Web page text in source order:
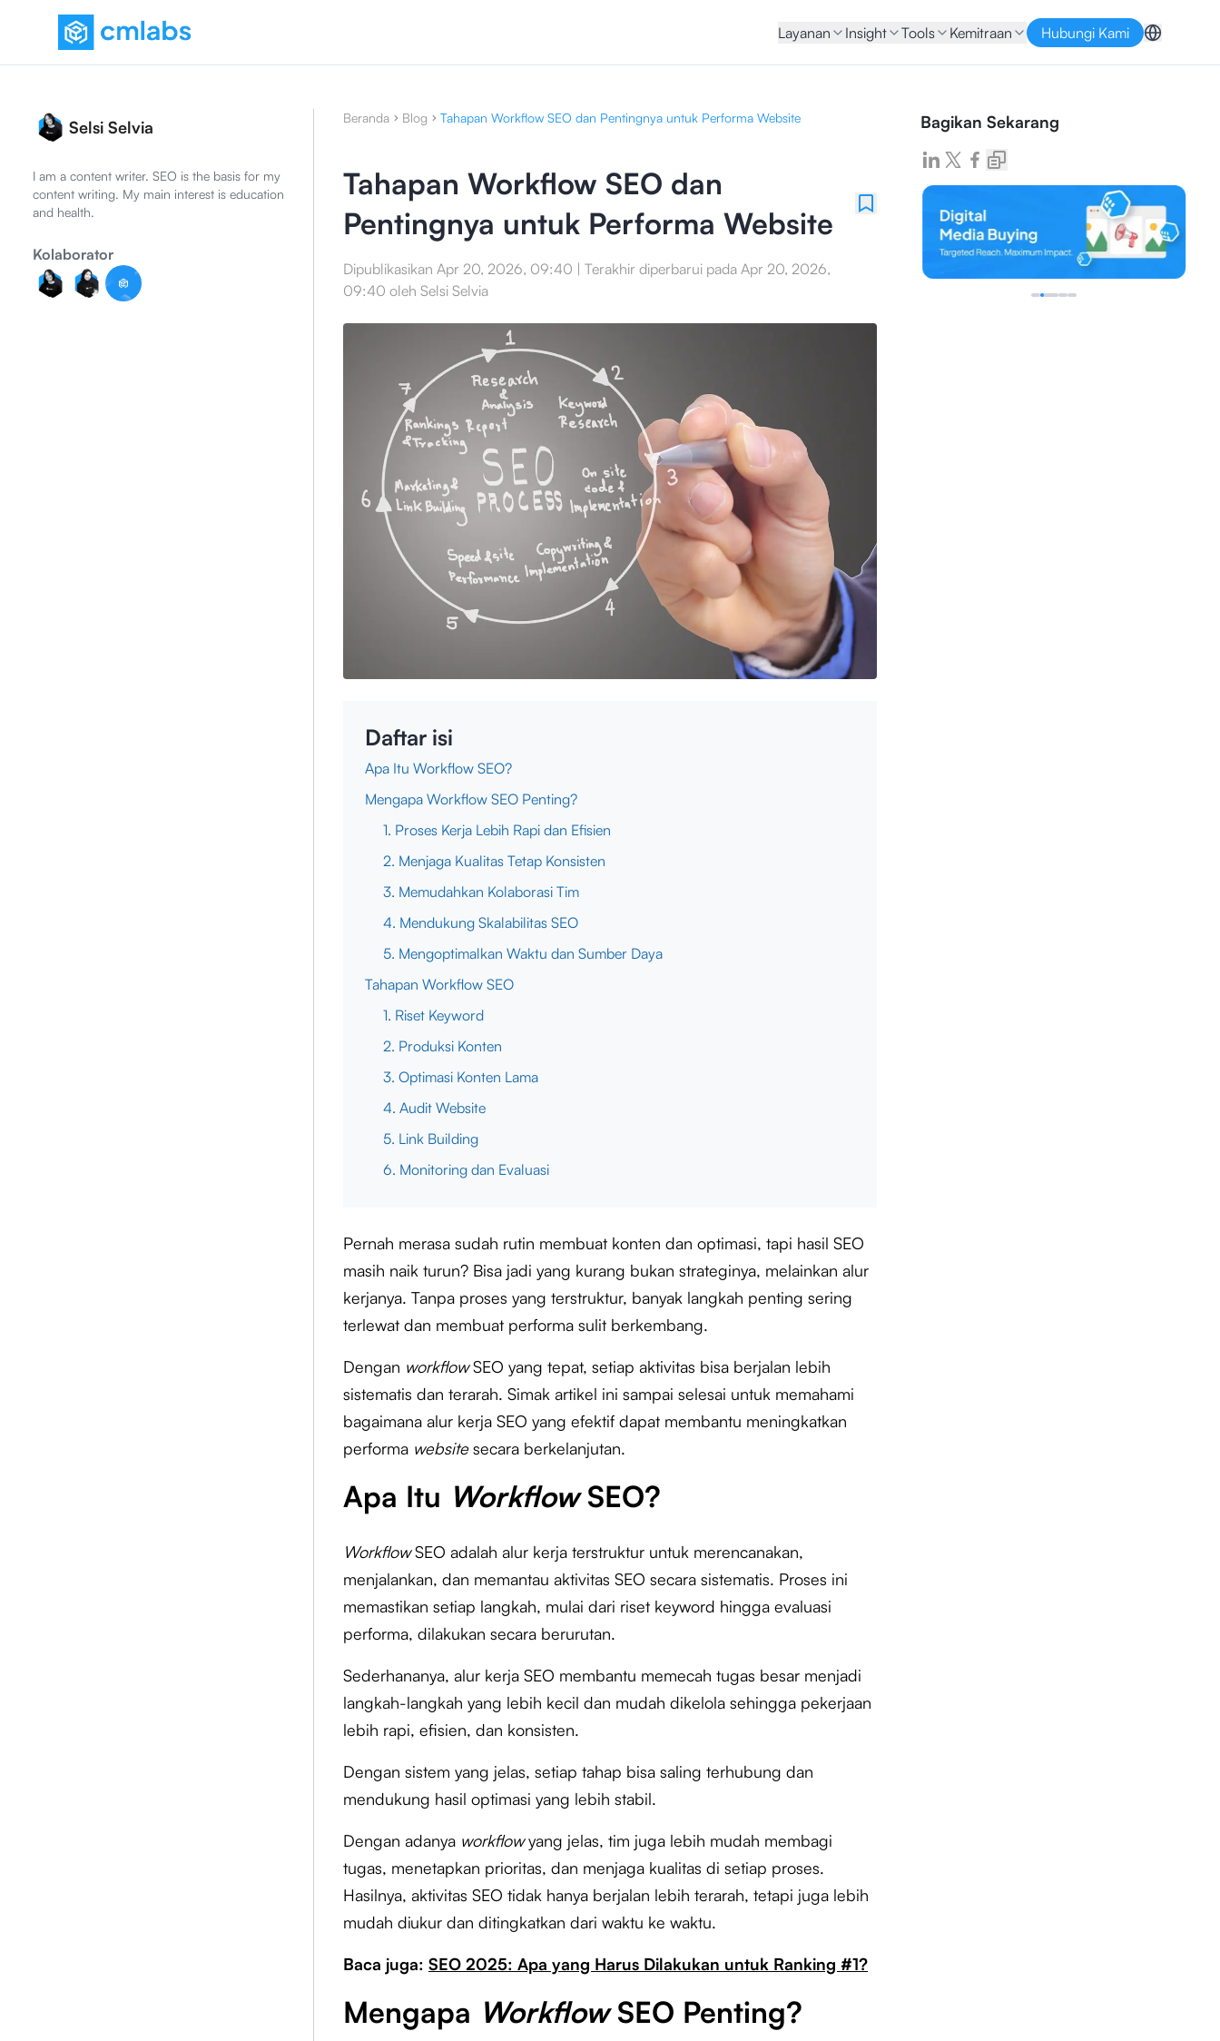
Layanan Insight Tools Kemitraan Hubungi Kami
Selsi Selvia
I am a content writer. SEO is the basis for my
content writing. My main interest is education
and health.
Kolaborator
Beranda Blog Tahapan Workflow SEO dan Pentingnya untuk Performa Website
Tahapan Workflow SEO dan
Pentingnya untuk Performa Website
Dipublikasikan Apr 20, 2026, 09:40 | Terakhir diperbarui pada Apr 20, 2026,
09:40 oleh Selsi Selvia
Daftar isi
Apa Itu Workflow SEO?
Mengapa Workflow SEO Penting?
1. Proses Kerja Lebih Rapi dan Efisien
2. Menjaga Kualitas Tetap Konsisten
3. Memudahkan Kolaborasi Tim
4. Mendukung Skalabilitas SEO
5. Mengoptimalkan Waktu dan Sumber Daya
Tahapan Workflow SEO
1. Riset Keyword
2. Produksi Konten
3. Optimasi Konten Lama
4. Audit Website
5. Link Building
6. Monitoring dan Evaluasi
Pernah merasa sudah rutin membuat konten dan optimasi, tapi hasil SEO
masih naik turun? Bisa jadi yang kurang bukan strateginya, melainkan alur
kerjanya. Tanpa proses yang terstruktur, banyak langkah penting sering
terlewat dan membuat performa sulit berkembang.
Dengan workflowSEO yang tepat, setiap aktivitas bisa berjalan lebih
sistematis dan terarah. Simak artikel ini sampai selesai untuk memahami
bagaimana alur kerja SEO yang efektif dapat membantu meningkatkan
performa website secara berkelanjutan.
Apa Itu WorkflowSEO?
WorkflowSEO adalah alur kerja terstruktur untuk merencanakan,
menjalankan, dan memantau aktivitas SEO secara sistematis. Proses ini
memastikan setiap langkah, mulai dari riset keyword hingga evaluasi
performa, dilakukan secara berurutan.
Sederhananya, alur kerja SEO membantu memecah tugas besar menjadi
langkah-langkah yang lebih kecil dan mudah dikelola sehingga pekerjaan
lebih rapi, efisien, dan konsisten.
Dengan sistem yang jelas, setiap tahap bisa saling terhubung dan
mendukung hasil optimasi yang lebih stabil.
Dengan adanya workflowyang jelas, tim juga lebih mudah membagi
tugas, menetapkan prioritas, dan menjaga kualitas di setiap proses.
Hasilnya, aktivitas SEO tidak hanya berjalan lebih terarah, tetapi juga lebih
mudah diukur dan ditingkatkan dari waktu ke waktu.
Baca juga: SEO 2025: Apa yang Harus Dilakukan untuk Ranking #1?
Mengapa WorkflowSEO Penting?
Bagikan Sekarang